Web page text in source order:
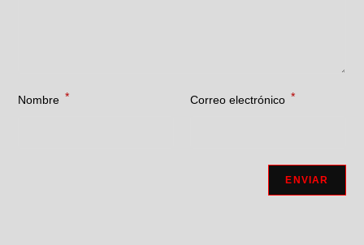
Nombre * Correo electrónico *